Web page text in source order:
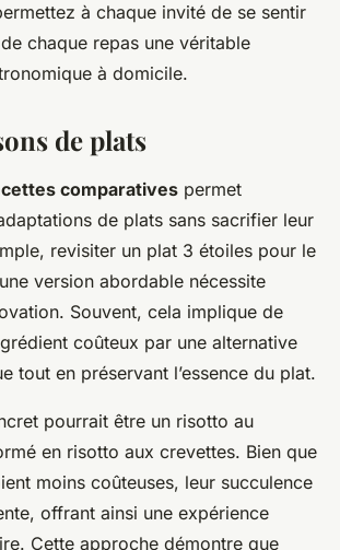
à chaque invité de se sentir
chaque repas une véritable
à domicile.
de plats
comparatives permet
de plats sans sacrifier leur
revisiter un plat 3 étoiles pour le
version abordable nécessite
Souvent, cela implique de
coûteux par une alternative
tout en préservant l’essence du plat.
pourrait être un risotto au
en risotto aux crevettes. Bien que
moins coûteuses, leur succulence
offrant ainsi une expérience
Cette approche démontre que